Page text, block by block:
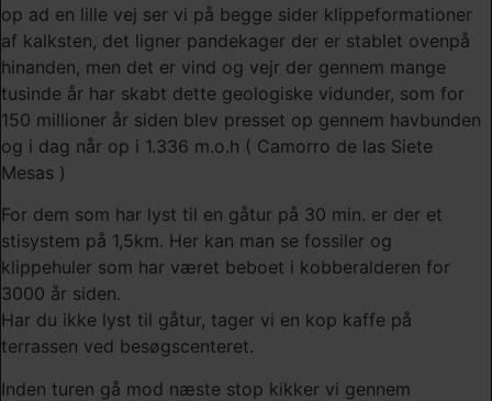
op ad en lille vej ser vi på begge sider klippeformationer
af kalksten, det ligner pandekager der er stablet ovenpå
hinanden, men det er vind og vejr der gennem mange
tusinde år har skabt dette geologiske vidunder, som for
150 millioner år siden blev presset op gennem havbunden
og i dag når op i 1.336 m.o.h ( Camorro de las Siete
Mesas )
For dem som har lyst til en gåtur på 30 min. er der et
stisystem på 1,5km. Her kan man se fossiler og
klippehuler som har været beboet i kobberalderen for
3000 år siden.
Har du ikke lyst til gåtur, tager vi en kop kaffe på
terrassen ved besøgscenteret.
Inden turen gå mod næste stop kikker vi gennem